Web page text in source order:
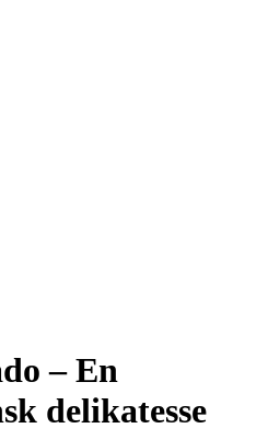
– En
delikatesse